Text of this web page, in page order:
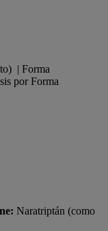
| Forma
por Forma
Naratriptán (como